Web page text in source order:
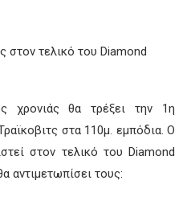
στον τελικό του Diamond
χρονιάς θα τρέξει την 1η
στα 110μ. εμπόδια. Ο
στον τελικό του Diamond
αντιμετωπίσει τους: